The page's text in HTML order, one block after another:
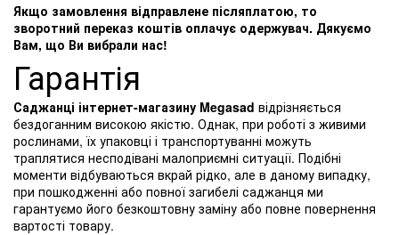
Якщо замовлення відправлене післяплатою, то
зворотний переказ коштів оплачує одержувач. Дякуємо
Вам, що Ви вибрали нас!
Гарантія
Саджанці інтернет-магазину Megasad відрізняється
бездоганним високою якістю. Однак, при роботі з живими
рослинами, їх упаковці і транспортуванні можуть
траплятися несподівані малоприємні ситуації. Подібні
моменти відбуваються вкрай рідко, але в даному випадку,
при пошкодженні або повної загибелі саджанця ми
гарантуємо його безкоштовну заміну або повне повернення
вартості товару.